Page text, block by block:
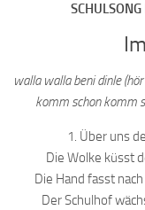
walla walla beni dinle
komm schon komm
1. Über uns
Die Wolke küsst
Die Hand fasst
Der Schulhof